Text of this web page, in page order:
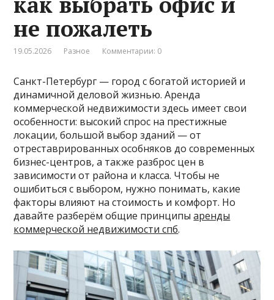
не пожалеть
19.05.2026 Разное Комментарии: 0
Санкт-Петербург — город с богатой историей и
динамичной деловой жизнью. Аренда
коммерческой недвижимости здесь имеет свои
особенности: высокий спрос на престижные
локации, большой выбор зданий — от
отреставрированных особняков до современных
бизнес-центров, а также разброс цен в
зависимости от района и класса. Чтобы не
ошибиться с выбором, нужно понимать, какие
факторы влияют на стоимость и комфорт. Но
давайте разберём общие принципыаренды
коммерческой недвижимости спб.